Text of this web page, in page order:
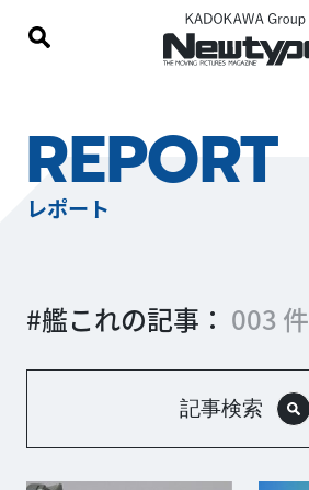
REPORT
レポート
#艦これの記事： 003 件
記事検索